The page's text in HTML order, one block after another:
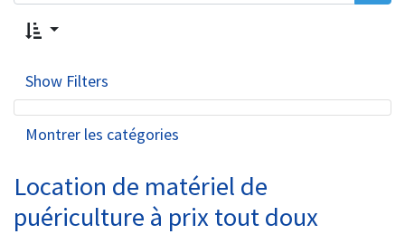
Show Filters
Montrer les catégories
Location de matériel de
puériculture à prix tout doux